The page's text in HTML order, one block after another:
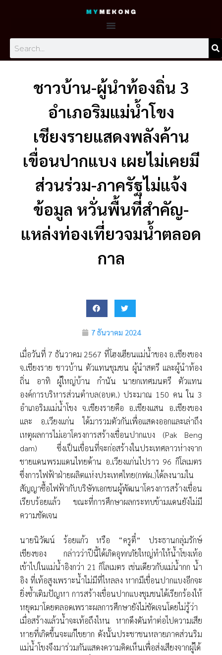
ชาวบ้าน-ผู้นำท้องถิ่น 3
อำเภอริมแม่น้ำโขง
เชียงรายแสดงพลังค้าน
เขื่อนปากแบง เผยไม่เคยมี
ส่วนร่วม-ภาครัฐไม่แจ้ง
ข้อมูล หวั่นพื้นที่สำคัญ-
แหล่งท่องเที่ยวจมน้ำตลอด
กาล
7 ธันวาคม 2024
เมื่อวันที่ 7 ธันวาคม 2567 ที่โฮงเฮียนแม่น้ำของ อ.เชียงของ
จ.เชียงราย ชาวบ้าน ตัวแทนชุมชน ผู้นำสตรี และผู้นำท้อง
ถิ่น อาทิ ผู้ใหญ่บ้าน กำนัน นายกเทศมนตรี ตัวแทน
องค์การบริหารส่วนตำบล(อบต.) ประมาณ 150 คน ใน 3
อำเภอริมแม่น้ำโขง จ.เชียงรายคือ อ.เชียงแสน อ.เชียงของ
และ อ.เวียงแก่น ได้มารวมตัวกันเพื่อแสดงออกและเล่าถึง
เหตุผลการไม่เอาโครงการสร้างเขื่อนปากแบง (Pak Beng
dam) ซึ่งเป็นเขื่อนที่จะก่อสร้างในประเทศลาวห่างจาก
ชายแดนพรมแดนไทยด้าน อ.เวียงแก่นไปราว 96 กิโลเมตร
ซึ่งการไฟฟ้าฝ่ายผลิตแห่งประเทศไทย(กฟผ.)ได้ลงนามใน
สัญญาซื้อไฟฟ้ากับบริษัทเอกชนผู้พัฒนาโครงการสร้างเขื่อน
เรียบร้อยแล้ว ขณะที่การศึกษาผลกระทบข้ามแดนยังไม่มี
ความชัดเจน
นายนิวัฒน์ ร้อยแก้ว หรือ “ครูตี๋” ประธานกลุ่มรักษ์
เชียงของ กล่าวว่าปีนี้ได้เกิดอุทกภัยใหญ่ทำให้น้ำโขงเท้อ
เข้าไปในแม่น้ำอิงกว่า 21 กิโลเมตร เช่นเดียวกับแม่น้ำกก น้ำ
อิง ที่เท้อสูงเพราะน้ำไม่มีที่ไหลลง หากมีเขื่อนปากแบงอีกจะ
ยิ่งซ้ำเติมปัญหา การสร้างเขื่อนปากแบงชุมชนได้เรียกร้องให้
หยุดมาโดยตลอดเพราะผลการศึกษายังไม่ชัดเจนโดยไม่รู้ว่า
เมื่อสร้างแล้วน้ำจะเท้อถึงไหน หากดึงดันทำต่อไปความเสีย
หายที่เกิดขึ้นจะแก้ไขยาก ดังนั้นประชาชนหลายภาคส่วนริม
แม่น้ำโขงจึงมาร่วมกันแสดงความคิดเห็นเพื่อส่งเสียงจากผู้ได้